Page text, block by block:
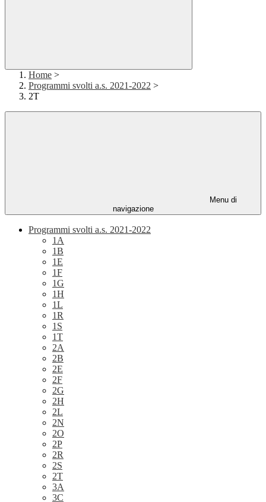
Home >
Programmi svolti a.s. 2021-2022 >
2T
Menu di
navigazione
Programmi svolti a.s. 2021-2022
1A
1B
1E
1F
1G
1H
1L
1R
1S
1T
2A
2B
2E
2F
2G
2H
2L
2N
2O
2P
2R
2S
2T
3A
3C